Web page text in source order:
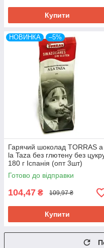
Купити
НОВИНКА –5%
Гарячий шоколад TORRAS a
la Taza без глютену без
180 г Іспанія (опт 3шт)
Готово до відправки
104,47 ₴ 109,97 ₴
Купити